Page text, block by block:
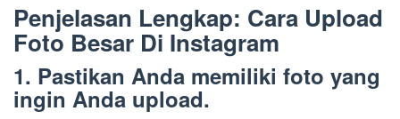
Penjelasan Lengkap: Cara Upload
Foto Besar Di Instagram
1. Pastikan Anda memiliki foto yang
ingin Anda upload.